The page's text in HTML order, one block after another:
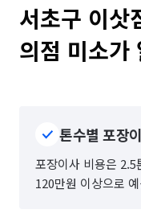
서초구 이삿
의점 미소가
톤수별 포장
포장이사 비용은
120만원 이상으로